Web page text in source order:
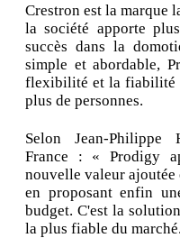
Crestron est la marque
la société apporte
succès dans la
simple et abordable,
flexibilité et la fiabilité
plus de personnes.
Selon Jean-Philippe
France : « Prodigy
nouvelle valeur ajoutée
en proposant enfin
budget. C'est la
la plus fiable du